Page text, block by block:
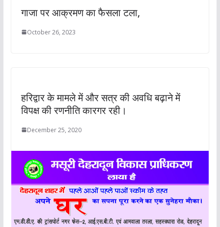
गाजा पर आक्रमण का फैसला टला,
October 26, 2023
हरिद्वार के मामले में और सत्र की अवधि बढ़ाने में
विपक्ष की रणनीति कारगर रही।
December 25, 2020